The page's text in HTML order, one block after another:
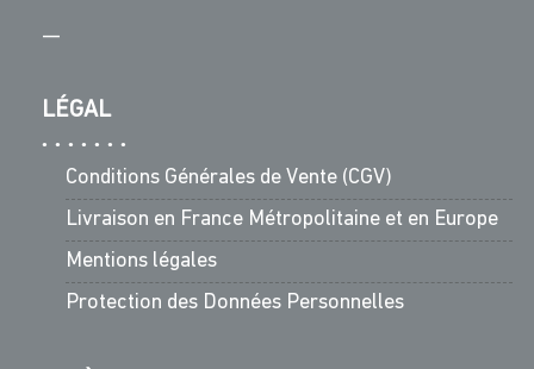
—
LÉGAL
Conditions Générales de Vente (CGV)
Livraison en France Métropolitaine et en Europe
Mentions légales
Protection des Données Personnelles